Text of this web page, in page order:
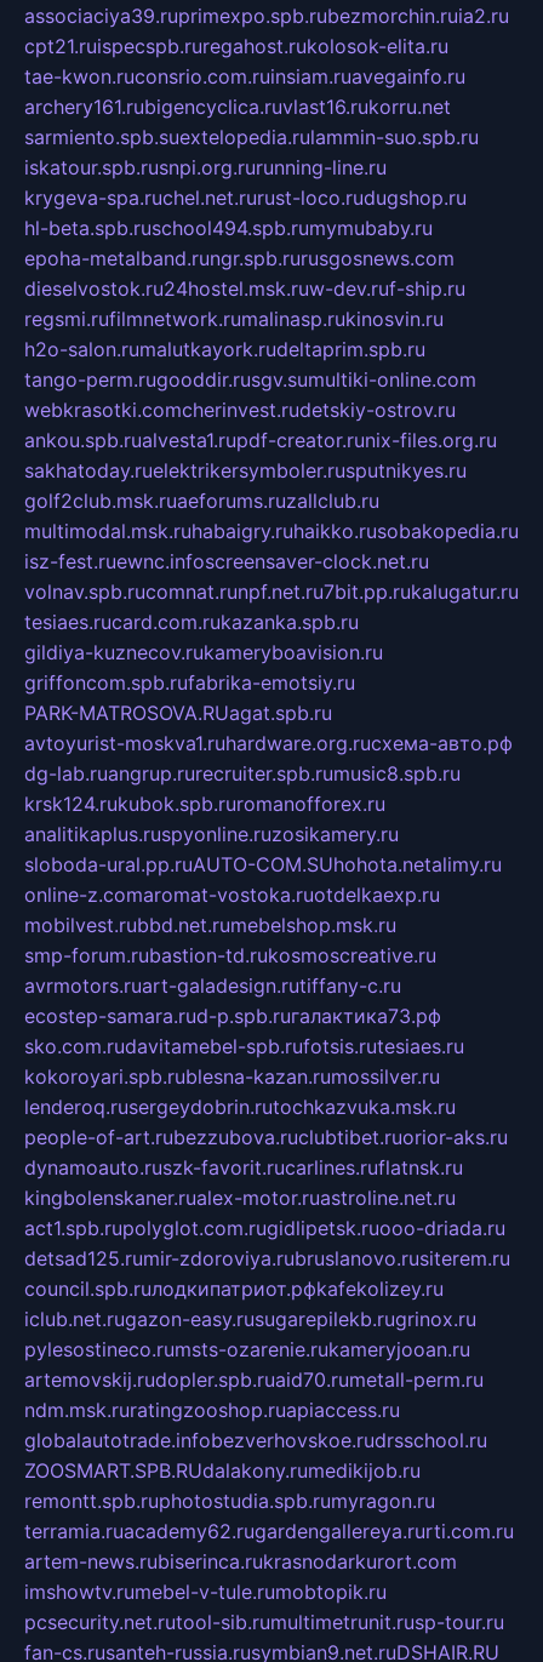
associaciya39.ruprimexpo.spb.rubezmorchin.ruia2.ru
cpt21.ruispecspb.ruregahost.rukolosok-elita.ru
tae-kwon.ruconsrio.com.ruinsiam.ruavegainfo.ru
archery161.rubigencyclica.ruvlast16.rukorru.net
sarmiento.spb.suextelopedia.rulammin-suo.spb.ru
iskatour.spb.rusnpi.org.rurunning-line.ru
krygeva-spa.ruchel.net.rurust-loco.rudugshop.ru
hl-beta.spb.ruschool494.spb.rumymubaby.ru
epoha-metalband.rungr.spb.rurusgosnews.com
dieselvostok.ru24hostel.msk.ruw-dev.ruf-ship.ru
regsmi.rufilmnetwork.rumalinasp.rukinosvin.ru
h2o-salon.rumalutkayork.rudeltaprim.spb.ru
tango-perm.rugooddir.rusgv.sumultiki-online.com
webkrasotki.comcherinvest.rudetskiy-ostrov.ru
ankou.spb.rualvesta1.rupdf-creator.runix-files.org.ru
sakhatoday.ruelektrikersymboler.rusputnikyes.ru
golf2club.msk.ruaeforums.ruzallclub.ru
multimodal.msk.ruhabaigry.ruhaikko.rusobakopedia.ru
isz-fest.ruewnc.infoscreensaver-clock.net.ru
volnav.spb.rucomnat.runpf.net.ru7bit.pp.rukalugatur.ru
tesiaes.rucard.com.rukazanka.spb.ru
gildiya-kuznecov.rukameryboavision.ru
griffoncom.spb.rufabrika-emotsiy.ru
PARK-MATROSOVA.RUagat.spb.ru
avtoyurist-moskva1.ruhardware.org.ruсхема-авто.рф
dg-lab.ruangrup.rurecruiter.spb.rumusic8.spb.ru
krsk124.rukubok.spb.ruromanofforex.ru
analitikaplus.ruspyonline.ruzosikamery.ru
sloboda-ural.pp.ruAUTO-COM.SUhohota.netalimy.ru
online-z.comaromat-vostoka.ruotdelkaexp.ru
mobilvest.rubbd.net.rumebelshop.msk.ru
smp-forum.rubastion-td.rukosmoscreative.ru
avrmotors.ruart-galadesign.rutiffany-c.ru
ecostep-samara.rud-p.spb.ruгалактика73.рф
sko.com.rudavitamebel-spb.rufotsis.rutesiaes.ru
kokoroyari.spb.rublesna-kazan.rumossilver.ru
lenderoq.rusergeydobrin.rutochkazvuka.msk.ru
people-of-art.rubezzubova.ruclubtibet.ruorior-aks.ru
dynamoauto.ruszk-favorit.rucarlines.ruflatnsk.ru
kingbolenskaner.rualex-motor.ruastroline.net.ru
act1.spb.rupolyglot.com.rugidlipetsk.ruooo-driada.ru
detsad125.rumir-zdoroviya.rubruslanovo.rusiterem.ru
council.spb.ruлодкипатриот.рфkafekolizey.ru
iclub.net.rugazon-easy.rusugarepilekb.rugrinox.ru
pylesostineco.rumsts-ozarenie.rukameryjooan.ru
artemovskij.rudopler.spb.ruaid70.rumetall-perm.ru
ndm.msk.ruratingzooshop.ruapiaccess.ru
globalautotrade.infobezverhovskoe.rudrsschool.ru
ZOOSMART.SPB.RUdalakony.rumedikijob.ru
remontt.spb.ruphotostudia.spb.rumyragon.ru
terramia.ruacademy62.rugardengallereya.rurti.com.ru
artem-news.rubiserinca.rukrasnodarkurort.com
imshowtv.rumebel-v-tule.rumobtopik.ru
pcsecurity.net.rutool-sib.rumultimetrunit.rusp-tour.ru
fan-cs.rusanteh-russia.rusymbian9.net.ruDSHAIR.RU